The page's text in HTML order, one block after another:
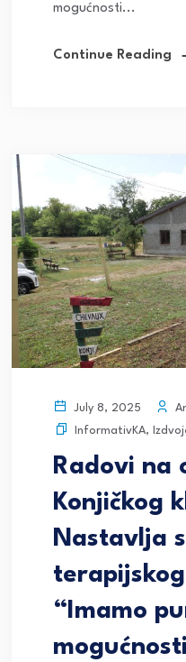
mogućnosti...
Continue Reading
July 8, 2025
InformativKA,
Radovi na
Konjičkog
Nastavlja
“Imamo